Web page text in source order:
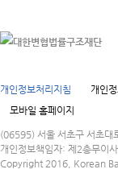
개인정보처리지침 개인
모바일 홈페이지
(06595) 서울 서초구 서초대
개인정보책임자: 제2총무
Copyright 2016, Korean